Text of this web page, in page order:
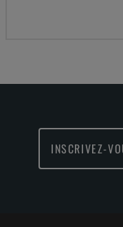
INSCRIVEZ-